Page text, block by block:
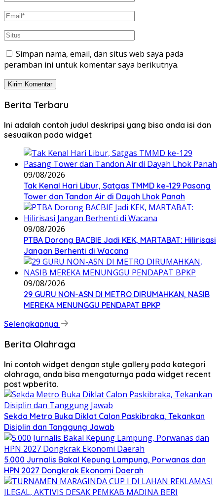
Simpan nama, email, dan situs web saya pada
peramban ini untuk komentar saya berikutnya.
Berita Terbaru
Ini adalah contoh judul deskripsi yang bisa anda isi dan
sesuaikan pada widget
09/08/2026
Tak Kenal Hari Libur, Satgas TMMD ke-129 Pasang
Tower dan Tandon Air di Dayah Lhok Panah
09/08/2026
PTBA Dorong BACBIE Jadi KEK, MARTABAT: Hilirisasi
Jangan Berhenti di Wacana
09/08/2026
29 GURU NON-ASN DI METRO DIRUMAHKAN, NASIB
MEREKA MENUNGGU PENDAPAT BPKP
Selengkapnya
Berita Olahraga
Ini contoh widget dengan style gallery pada kategori
olahraga, anda bisa mengaturnya pada widget recent
post wpberita.
Sekda Metro Buka Diklat Calon Paskibraka, Tekankan
Disiplin dan Tanggung Jawab
5.000 Jurnalis Bakal Kepung Lampung, Porwanas dan
HPN 2027 Dongkrak Ekonomi Daerah